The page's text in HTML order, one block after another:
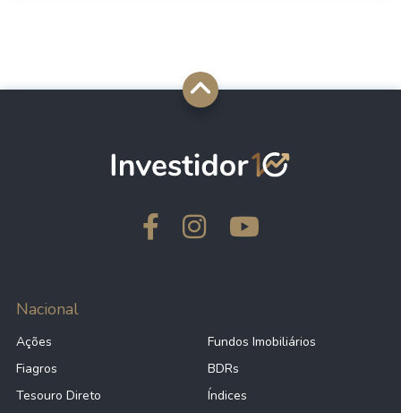
Nacional
Ações
Fundos Imobiliários
Fiagros
BDRs
Tesouro Direto
Índices